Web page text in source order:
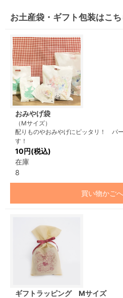
お土産袋・ギフト包装はこち
おみやげ袋
（Mサイズ）
配りものやおみやげにピッタリ！ パ
す！
10円(税込)
在庫
8
買い物かご
ギフトラッピング Mサイズ